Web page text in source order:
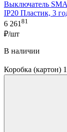
Выключатель
IP20 Пластик, 3
6 261 81
₽/шт
В наличии
Коробка (картон)